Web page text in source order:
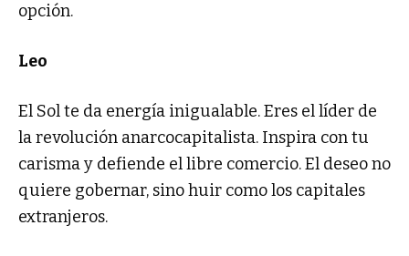
opción.
Leo
El Sol te da energía inigualable. Eres el líder de
la revolución anarcocapitalista. Inspira con tu
carisma y defiende el libre comercio. El deseo no
quiere gobernar, sino huir como los capitales
extranjeros.